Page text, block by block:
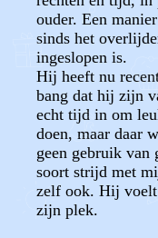
ouder. Een
sinds het
ingeslopen is.
Hij heeft nu
bang dat hij zijn
echt tijd in om
doen, maar daar
geen gebruik van
soort strijd met
zelf ook. Hij
zijn plek.